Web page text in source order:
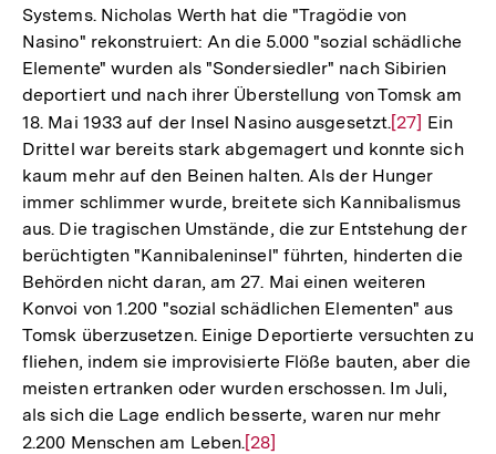
Systems. Nicholas Werth hat die "Tragödie von
Nasino" rekonstruiert: An die 5.000 "sozial schädliche
Elemente" wurden als "Sondersiedler" nach Sibirien
deportiert und nach ihrer Überstellung von Tomsk am
18. Mai 1933 auf der Insel Nasino ausgesetzt.Zur
Auflösung
der
Fußnote
[27] Ein
Drittel war bereits stark abgemagert und konnte sich
kaum mehr auf den Beinen halten. Als der Hunger
immer schlimmer wurde, breitete sich Kannibalismus
aus. Die tragischen Umstände, die zur Entstehung der
berüchtigten "Kannibaleninsel" führten, hinderten die
Behörden nicht daran, am 27. Mai einen weiteren
Konvoi von 1.200 "sozial schädlichen Elementen" aus
Tomsk überzusetzen. Einige Deportierte versuchten zu
fliehen, indem sie improvisierte Flöße bauten, aber die
meisten ertranken oder wurden erschossen. Im Juli,
als sich die Lage endlich besserte, waren nur mehr
2.200 Menschen am Leben.Zur
[28]